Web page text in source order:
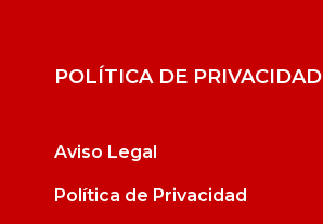
POLÍTICA DE PRIVACIDAD
Aviso Legal
Política de Privacidad